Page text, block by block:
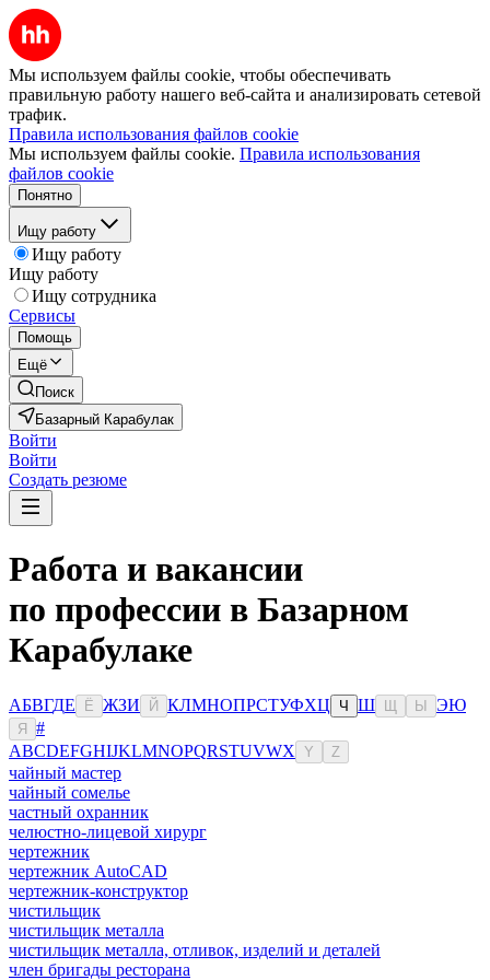
Мы используем файлы cookie, чтобы обеспечивать
правильную работу нашего веб-сайта и анализировать сетевой
трафик.
Правила использования файлов cookie
Мы используем файлы cookie. Правила использования
файлов cookie
Понятно
Ищу работу
Ищу работу
Ищу работу
Ищу сотрудника
Сервисы
Помощь
Ещё
Поиск
Базарный Карабулак
Войти
Войти
Создать резюме
Работа и вакансии
по профессии в Базарном
Карабулаке
АБВГДЕ Ё ЖЗИ Й КЛМНОПРСТУФХЦ Ч Ш Ы ЭЮ
Я
#
ABCDEFGHIJKLMNOPQRSTUVWX Y Z
чайный мастер
чайный сомелье
частный охранник
челюстно-лицевой хирург
чертежник
чертежник AutoCAD
чертежник-конструктор
чистильщик
чистильщик металла
чистильщик металла, отливок, изделий и деталей
член бригады ресторана